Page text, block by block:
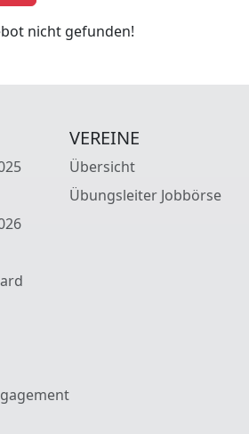
nicht gefunden!
VEREINE
Übersicht
Übungsleiter Jobbörse